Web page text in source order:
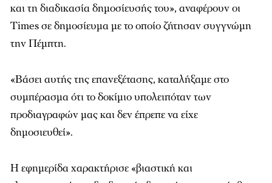
και τη διαδικασία δημοσίευσής του», αναφέρουν οι
Timesσε δημοσίευμα με το οποίο ζήτησαν συγγνώμη
την Πέμπτη.
«Βάσει αυτής της επανεξέτασης, καταλήξαμε στο
συμπέρασμα ότι το δοκίμιο υπολειπόταν των
προδιαγραφών μας και δεν έπρεπε να είχε
δημοσιευθεί».
Η εφημερίδα χαρακτήρισε «βιαστική και